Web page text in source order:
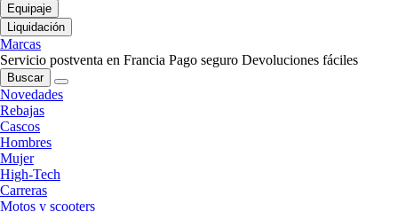
Equipaje
Liquidación
Marcas
Servicio postventa en Francia Pago seguro Devoluciones fáciles
Buscar
Novedades
Rebajas
Cascos
Hombres
Mujer
High-Tech
Carreras
Motos y scooters